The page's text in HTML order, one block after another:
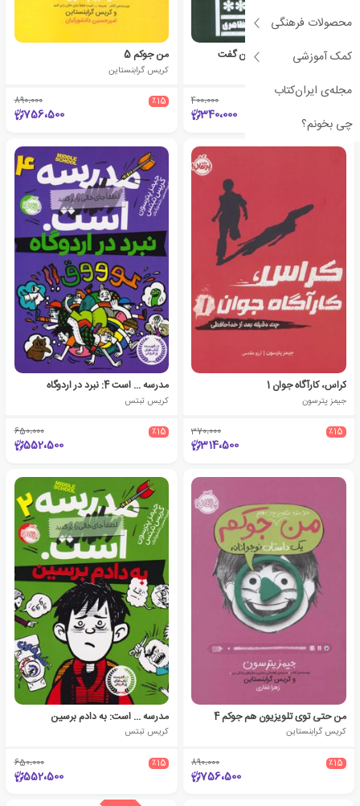
محصولات فرهنگی
کمک آموزشی
مجله‌ی ایران‌کتاب
چی بخونم؟
دروغ‌هایی که شوهرم به من گفت
400،000
340،000
من جوکم 5
کریس گرابنستاین
٪15 890،000
756،500
کراس، کارآگاه جوان 1
جیمز پترسون
٪15 370،000
314،500
مدرسه ... است 4: نبرد در اردوگاه
کریس تبتس
٪15 650،000
552،500
من حتی توی تلویزیون هم جوکم 4
کریس گرابنستاین
٪15 890،000
756،500
مدرسه ... است: به دادم برسین
کریس تبتس
٪15 650،000
552،500